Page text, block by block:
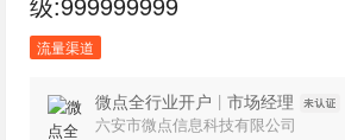
流量渠道
微点全行业开户 | 市场经理
六安市微点信息科技有限公司